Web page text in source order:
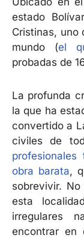
estado
Cristinas, uno
mundo (el
probadas de
La profunda
la que ha
convertido a
civiles de
obra barata,
sobrevivir.
esta
irregulares
encontrar en